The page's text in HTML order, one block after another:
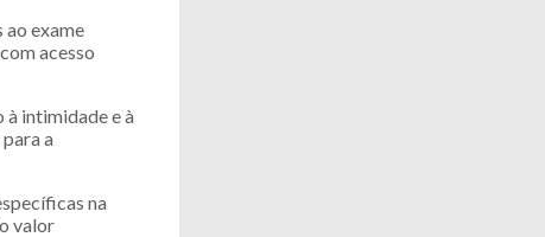
ao exame
acesso
à intimidade e à
a
na
valor